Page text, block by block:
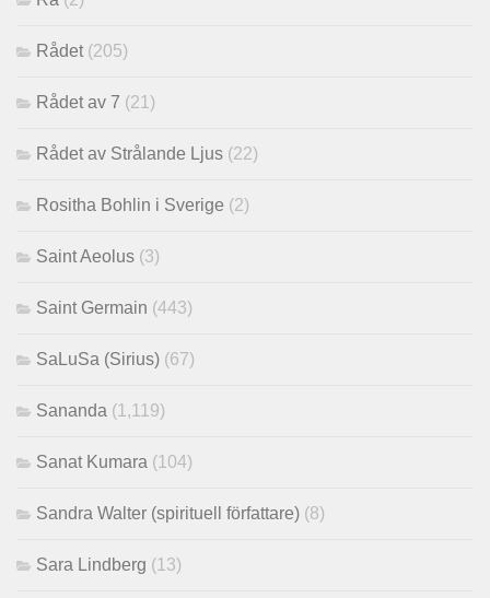
Rådet (205)
Rådet av 7 (21)
Rådet av Strålande Ljus (22)
Rositha Bohlin i Sverige (2)
Saint Aeolus (3)
Saint Germain (443)
SaLuSa (Sirius) (67)
Sananda (1,119)
Sanat Kumara (104)
Sandra Walter (spirituell författare) (8)
Sara Lindberg (13)